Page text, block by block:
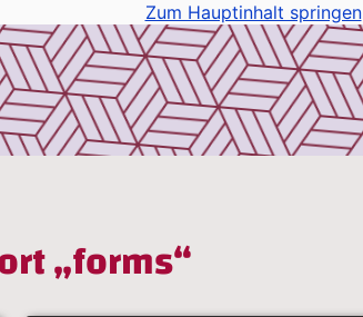
Zum Hauptinhalt springen
„forms“